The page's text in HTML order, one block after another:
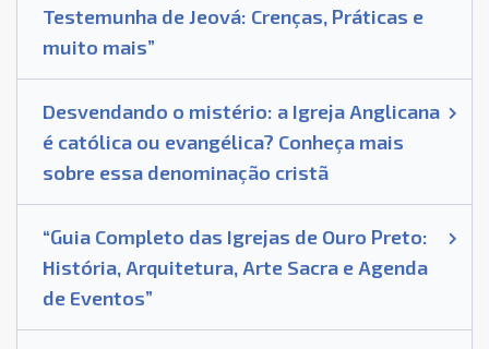
Testemunha de Jeová: Crenças, Práticas e
muito mais”
Desvendando o mistério: a Igreja Anglicana
é católica ou evangélica? Conheça mais
sobre essa denominação cristã
“Guia Completo das Igrejas de Ouro Preto:
História, Arquitetura, Arte Sacra e Agenda
de Eventos”